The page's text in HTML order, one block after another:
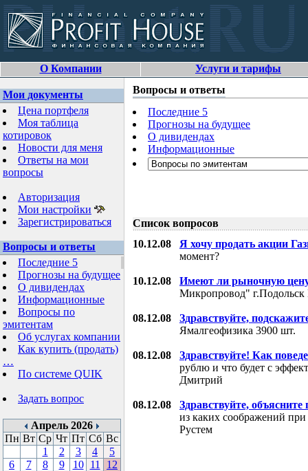
О Компании Услуги и тарифы
Мои документы
Цена портфеля
Моя таблица
котировок
Новости для меня
Ответы на мои
вопросы
Авторизация
Мои настройки
Зарегистрироваться
Вопросы и ответы
Последние 5
Прогнозы на будущее
О дивидендах
Информационные
Вопросы по
эмитентам
Об услугах компании
Как купить (продать)
…
По системе QUIK
Задать вопрос
Апрель 2026
Пн Вт Ср Чт Пт Сб Вс
1
2 3 4
5
6
7 8 9 10 11
12
Вопросы и ответы
Последние 5
Прогнозы на будущее
О дивидендах
Информационные
Список вопросов
10.12.08 Я хочу продать акции
момент?
10.12.08
Имеют ли рыночную
Микропровод"
08.12.08
Здравствуйте,
Ямалгеофизика 3900 шт.
08.12.08
Здравствуйте! Как
рублю и что будет с
Дмитрий
08.12.08
Здравствуйте, объясните
из каких соображений
Рустем